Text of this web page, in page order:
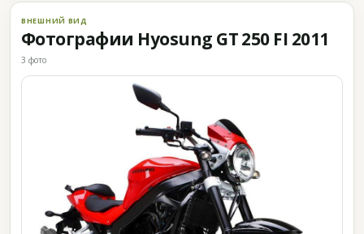
ВНЕШНИЙ ВИД
Фотографии Hyosung GT 250 FI 2011
3 фото